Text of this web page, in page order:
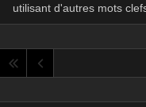
utilisant d'autres mots